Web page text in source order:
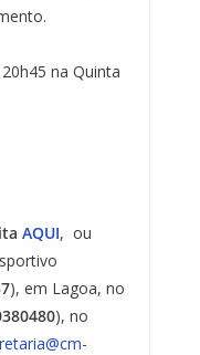
na Quinta
AQUI, ou
), em Lagoa, no
), no